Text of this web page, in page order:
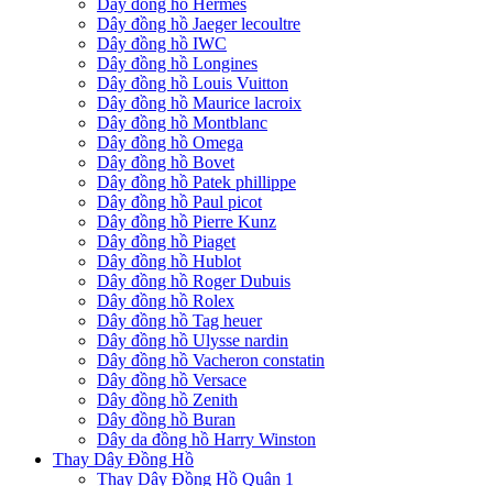
Dây đồng hồ Hermes
Dây đồng hồ Jaeger lecoultre
Dây đồng hồ IWC
Dây đồng hồ Longines
Dây đồng hồ Louis Vuitton
Dây đồng hồ Maurice lacroix
Dây đồng hồ Montblanc
Dây đồng hồ Omega
Dây đồng hồ Bovet
Dây đồng hồ Patek phillippe
Dây đồng hồ Paul picot
Dây đồng hồ Pierre Kunz
Dây đồng hồ Piaget
Dây đồng hồ Hublot
Dây đồng hồ Roger Dubuis
Dây đồng hồ Rolex
Dây đồng hồ Tag heuer
Dây đồng hồ Ulysse nardin
Dây đồng hồ Vacheron constatin
Dây đồng hồ Versace
Dây đồng hồ Zenith
Dây đồng hồ Buran
Dây da đồng hồ Harry Winston
Thay Dây Đồng Hồ
Thay Dây Đồng Hồ Quận 1